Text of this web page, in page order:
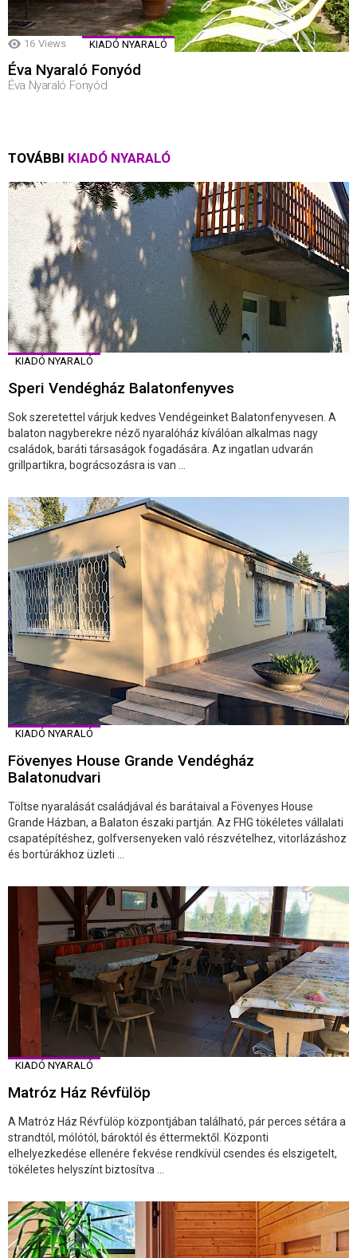
16 Views KIADÓ NYARALÓ
Éva Nyaraló Fonyód
Éva Nyaraló Fonyód
TOVÁBBI KIADÓ NYARALÓ
KIADÓ NYARALÓ
Speri Vendégház Balatonfenyves
Sok szeretettel várjuk kedves Vendégeinket Balatonfenyvesen. A
balaton nagyberekre néző nyaralóház kíválóan alkalmas nagy
családok, baráti társaságok fogadására. Az ingatlan udvarán
grillpartikra, bográcsozásra is van ...
KIADÓ NYARALÓ
Fövenyes House Grande Vendégház
Balatonudvari
Töltse nyaralását családjával és barátaival a Fövenyes House
Grande Házban, a Balaton északi partján. Az FHG tökéletes vállalati
csapatépítéshez, golfversenyeken való részvételhez, vitorlázáshoz
és bortúrákhoz üzleti ...
KIADÓ NYARALÓ
Matróz Ház Révfülöp
A Matróz Ház Révfülöp központjában található, pár perces sétára a
strandtól, mólótól, bároktól és éttermektől. Központi
elhelyezkedése ellenére fekvése rendkívül csendes és elszigetelt,
tökéletes helyszínt biztosítva ...